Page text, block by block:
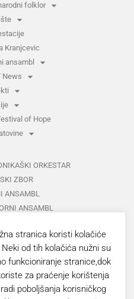
folklor
Kranjcevic
ansambl
News
of Hope
ORKESTAR
ZBOR
ANSAMBL
ANSAMBL
ANSAMBLA
FOLKLOR
ANSAMBL
KONCERTI
stranica koristi kolačiće
od tih kolačića nužni su
funkcioniranje stranice,dok
za praćenje korištenja
poboljšanja korisničkog